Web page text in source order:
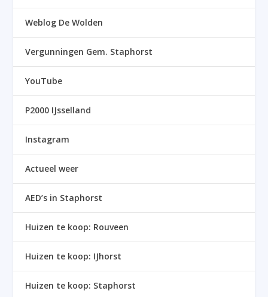
Weblog De Wolden
Vergunningen Gem. Staphorst
YouTube
P2000 IJsselland
Instagram
Actueel weer
AED’s in Staphorst
Huizen te koop: Rouveen
Huizen te koop: IJhorst
Huizen te koop: Staphorst